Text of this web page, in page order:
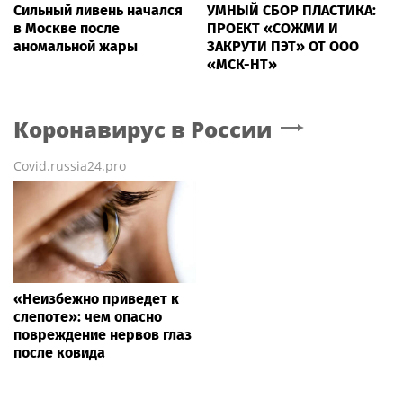
Сильный ливень начался
в Москве после
аномальной жары
УМНЫЙ СБОР ПЛАСТИКА:
ПРОЕКТ «СОЖМИ И
ЗАКРУТИ ПЭТ» ОТ ООО
«МСК-НТ»
Коронавирус в России
Covid.russia24.pro
«Неизбежно приведет к
слепоте»: чем опасно
повреждение нервов глаз
после ковида